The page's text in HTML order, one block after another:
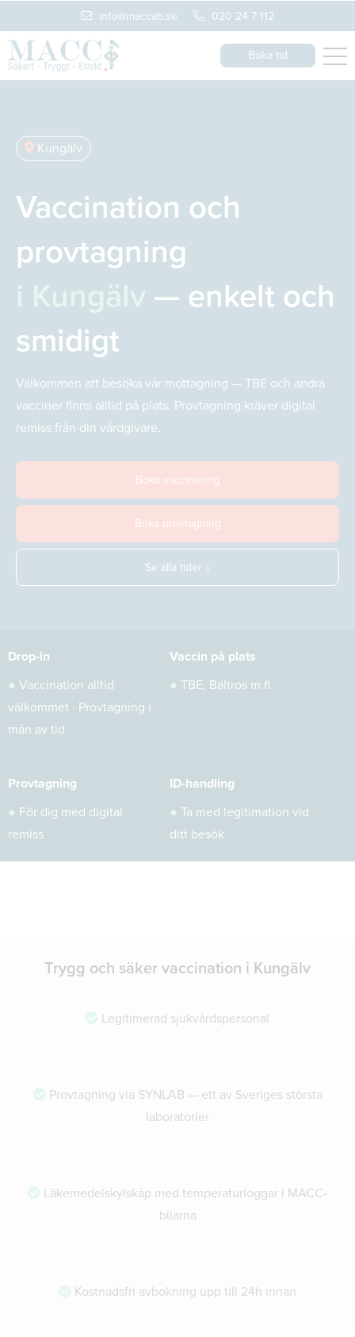
info@maccab.se 020 24 7 112
Boka tid
Kungälv
Vaccination och
provtagning
— enkelt och
smidigt
Välkommen att besöka vår mottagning — TBE och andra
vacciner finns alltid på plats. Provtagning kräver digital
remiss från din vårdgivare.
Boka vaccinering
Boka provtagning
Se alla tider ↓
Drop-in
● Vaccination alltid
välkommet · Provtagning i
mån av tid
Vaccin på plats
● TBE, Bältros m.fl.
Provtagning
● För dig med digital
remiss
ID-handling
● Ta med legitimation vid
ditt besök
Trygg och säker vaccination i Kungälv
Legitimerad sjukvårdspersonal
Provtagning via SYNLAB — ett av Sveriges största
laboratorier
Läkemedelskylskåp med temperaturloggar i MACC-
bilarna
Kostnadsfri avbokning upp till 24h innan